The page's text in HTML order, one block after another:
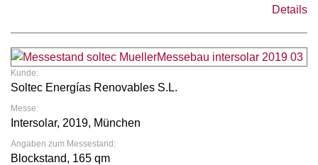
Details
Kunde:
Soltec Energías Renovables S.L.
Messe:
Intersolar, 2019, München
Angaben zum Messestand:
Blockstand, 165 qm